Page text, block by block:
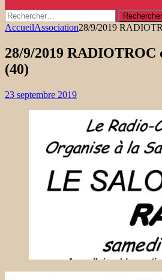
Rechercher :
AccueilAssociation28/9/2019
28/9/2019 RADIOTROC
(40)
23 septembre 2019